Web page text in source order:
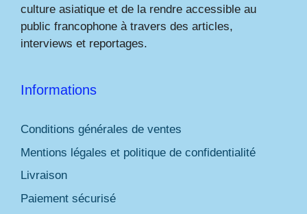
culture asiatique et de la rendre accessible au
public francophone à travers des articles,
interviews et reportages.
Informations
Conditions générales de ventes
Mentions légales et politique de confidentialité
Livraison
Paiement sécurisé